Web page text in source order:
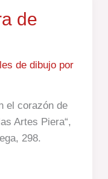
de
de dibujo por
el corazón de
Artes Piera“,
298.